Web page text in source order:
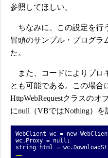
参照してほしい。
ちなみに、この設定を行
冒頭のサンプル・プログラ
た。
また、コードによりプロ
とも可能である。この場合
HttpWebRequestクラスのオ
にnull（VBではNothing）を
WebClient wc = new
wc.Proxy = null;
string html =
……